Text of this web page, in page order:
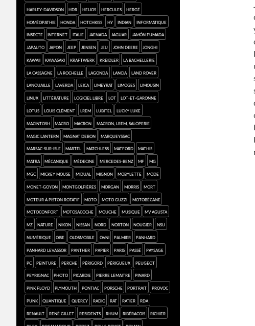
Harley-Davidson HDR Helios Hercules Hergé
homéopathie Honda Hotchkiss HY Indian informatique
insecte Internet Italie Jaenada Jaguar jamón fumada
Japauto Japon Jeep Jensen jeu John Deere Jonghi
kawaii Kawasaki Kraftwerk Kreidler la Bachellerie
la Cassagne La Rochelle Lagonda Lancia Land Rover
Lanouaille Laverda Leica Limeyrat Limoges Limousin
Linux Littérature logiciel libre Lot Lot-et-Garonne
Lotus Louis Clément LREM Lubitel Lucky Luke
Macintosh macro Macron Macron, LREM, saloperie
Magic Lantern Magnat Debon Marqueyssac
Marsac-sur-Isle Martel Matchless Matford Mathis
Matra mécanique médecine Mercedes-Benz MF MG
MGC Mickey Mouse Midual mignon Mobylette mode
Monet-Goyon montgolfières Morgan Morris mort
moteur à piston rotatif moto Moto Guzzi Motobécane
Motoconfort Motosacoche mouche musique MV Agusta
MZ nature Nikon Nissan Nord Norton Nougier NSU
numérique Oise Oldsmobile ovni Palmier Panhard
Panhard Levassor Panther papier Paris passé paysage
PC Peinture Perche Périgord Périgueux Peugeot
Peyrignac photo Picardie Pierre Lemaitre pinard
Pink Floyd Plymouth Pontiac Porsche portrait provoc
punk quantique Quercy radio rat Ratier RDA
Renault René Gillet Residents rhum ribéracois Richier